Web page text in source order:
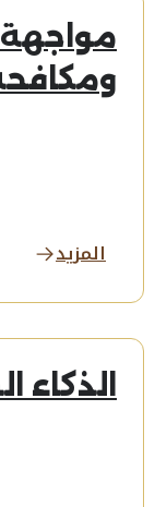
المزيد
الذكاء